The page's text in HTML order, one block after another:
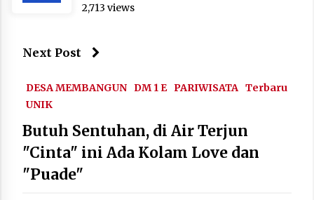
2,713 views
Next Post
DESA MEMBANGUN DM 1 E PARIWISATA Terbaru
UNIK
Butuh Sentuhan, di Air Terjun
"Cinta" ini Ada Kolam Love dan
"Puade"